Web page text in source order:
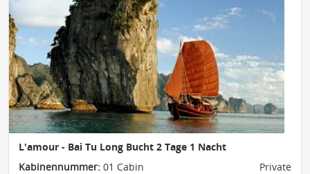
L'amour - Bai Tu Long Bucht 2 Tage 1 Nacht
Kabinennummer: 01 Cabin
Private